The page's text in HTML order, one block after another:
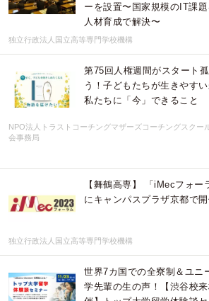
ーを設置〜国家規模のIT課
人材育成で解決〜
独立行政法人国立高等専門学校機構
第75回人権週間がスタート
う！子どもたちが生きやす
私たちに「今」できること
NPO法人トラストコーチングマザーズコーチングスクー
会事務局
【舞鶴高専】 「iMecフォー
にキャンパスプラザ京都で
独立行政法人国立高等専門学校機構
世界7カ国での全寮制＆ユニ
学先輩の生の声！【渋谷校